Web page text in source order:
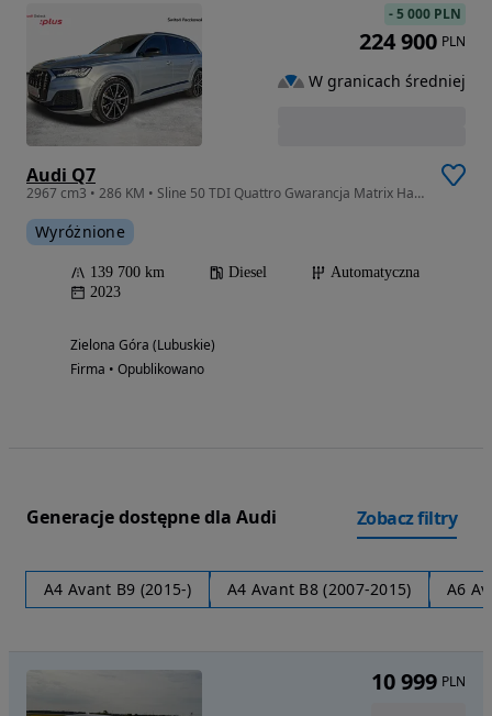
Audi Q7
2967 cm3 • 286 KM • Sline 50 TDI Quattro Gwarancja Matrix Hak Dociągi ACC Bang&Olufsen
Wyróżnione
139 700 km Diesel
Automatyczna
2023
Zielona Góra (Lubuskie)
Firma • Opublikowano
-5 000 PLN
224 900 PLN
W granicach średniej
Generacje dostępne dla Audi Zobacz filtry
A4 Avant B9 (2015-) A4 Avant B8 (2007-2015) A6
10 999 PLN